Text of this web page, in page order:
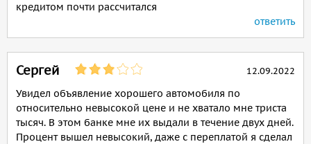
кредитом почти рассчитался
ответить
Сергей 12.09.2022
Увидел объявление хорошего автомобиля по
относительно невысокой цене и не хватало мне триста
тысяч. В этом банке мне их выдали в течение двух дней.
Процент вышел невысокий, даже с переплатой я сделал